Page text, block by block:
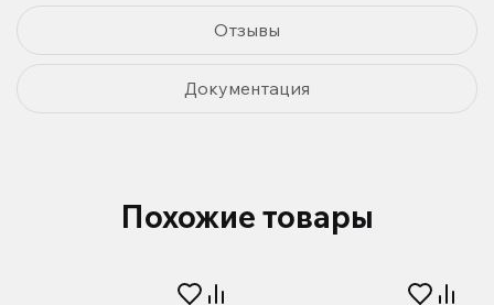
Отзывы
Документация
Похожие товары